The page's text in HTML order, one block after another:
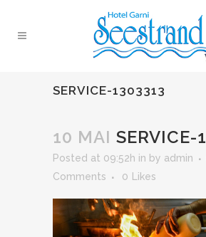
SERVICE-1303313
10 MAI SERVICE-
Posted at 09:52h in by admin
Comments
0 Likes